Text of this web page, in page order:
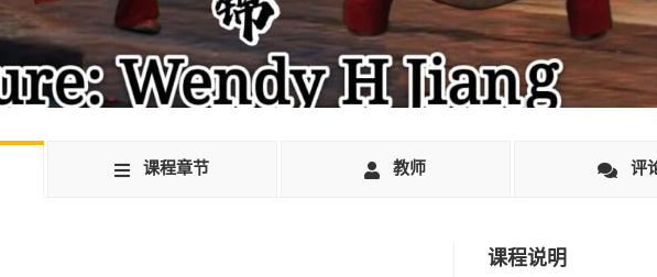
课程章节 教师 评
课程说明